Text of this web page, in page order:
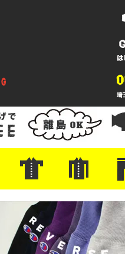
ャツ
ースポーツ
ート
柄/無地
/リンガー
/NBA
・ポロシャツ
・半袖シャツ
・アロハ/サーフ/ボーリング
・ラルフ/ブランド
・無地/チェック/ストラ
・ワーク/ミリタリー/ウ
・ネル/ウール ・ショ
・アウ
・ジー
・
・ミリ
・コー
・コッ
・オー
・ジャ
ン